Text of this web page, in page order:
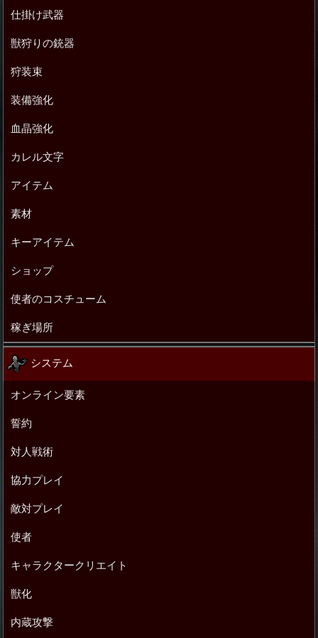
仕掛け武器
獣狩りの銃器
狩装束
装備強化
血晶強化
カレル文字
アイテム
素材
キーアイテム
ショップ
使者のコスチューム
稼ぎ場所
システム
オンライン要素
誓約
対人戦術
協力プレイ
敵対プレイ
使者
キャラクタークリエイト
獣化
内蔵攻撃